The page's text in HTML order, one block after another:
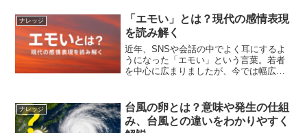
ます。この記事では、「レセプション」
の意味、使い方、関連する...
ナレッジ
「エモい」とは？現代の感情表現
を読み解く
近年、SNSや会話の中でよく耳にするよ
うになった「エモい」という言葉。若者
を中心に広まりましたが、今では幅広い
ょうか。「エモい」の語源「エモい」
は、英語の emotio...
ナレッジ
台風の卵とは？意味や発生の仕組
み、台風との違いをわかりやすく